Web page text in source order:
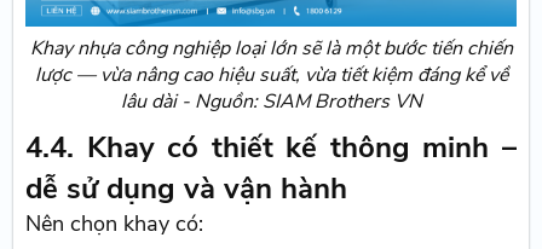
Khay nhựa công nghiệp loại lớn sẽ là một bước tiến chiến
lược — vừa nâng cao hiệu suất, vừa tiết kiệm đáng kể về
lâu dài - Nguồn: SIAM Brothers VN
4.4. Khay có thiết kế thông minh –
dễ sử dụng và vận hành
Nên chọn khay có: